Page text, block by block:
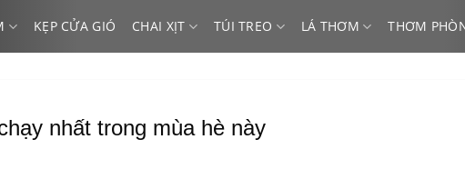
KẸP CỬA GIÓ CHAI XỊT TÚI TREO LÁ THƠM THƠM
nhất trong mùa hè này